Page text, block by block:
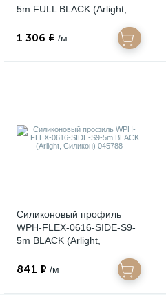
5m FULL BLACK (Arlight,
1 306 ₽ /м
Силиконовый профиль
WPH-FLEX-0616-SIDE-S9-
5m BLACK (Arlight,
841 ₽ /м